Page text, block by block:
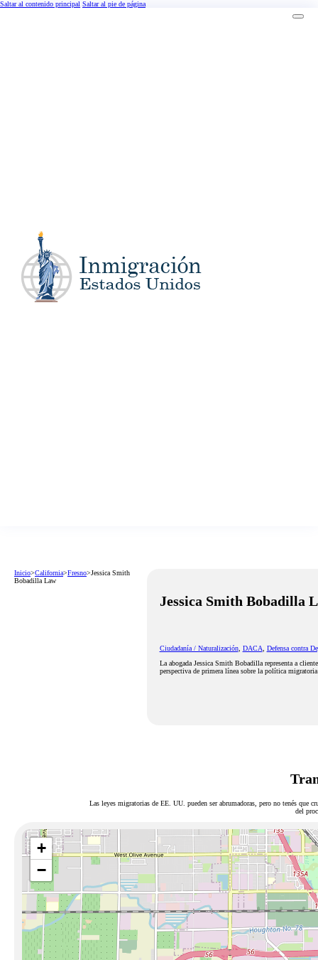
Saltar al contenido principal Saltar al pie de página
Inicio>California>Fresno>Jessica Smith
Bobadilla Law
Jessica Smith Bobadilla
Ciudadanía / Naturalización, DACA, Defensa contra
La abogada Jessica Smith Bobadilla representa a
perspectiva de primera línea sobre la política
Las leyes migratorias de EE. UU. pueden ser abrumadoras, pero no tenés que
del
+
−